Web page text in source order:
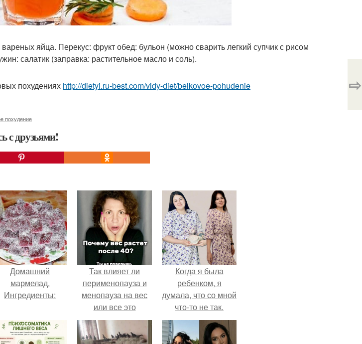
яйца. Перекус: фрукт обед: бульон (можно сварить легкий супчик с рисом
салатик (заправка: растительное масло и соль).
похудениях http://dietyi.ru-best.com/vidy-diet/belkovoe-pohudenie
похудение
с друзьями!
⇨
Домашний
мармелад.
Ингредиенты:
Так влияет ли
перименопауза и
менопауза на вес
или все это
ерунда?
Когда я была
ребенком, я
думала, что со мной
что-то не так.